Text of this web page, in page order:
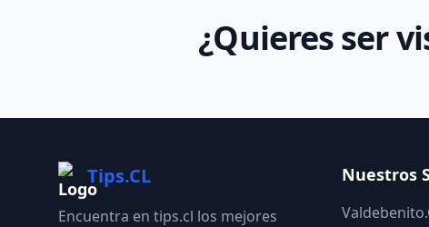
¿Quieres ser
Tips.CL
Encuentra en tips.cl los mejores
Nuestros